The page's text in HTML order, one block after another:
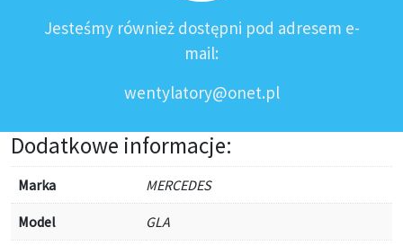
Jesteśmy również dostępni pod adresem e-
mail:
wentylatory@onet.pl
Dodatkowe informacje:
Marka MERCEDES
Model GLA